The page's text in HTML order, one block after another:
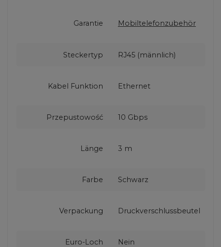
Garantie Mobiltelefonzubehör
Steckertyp RJ45 (männlich)
Kabel Funktion Ethernet
Przepustowość 10 Gbps
Länge 3 m
Farbe Schwarz
Verpackung Druckverschlussbeutel
Euro-Loch Nein